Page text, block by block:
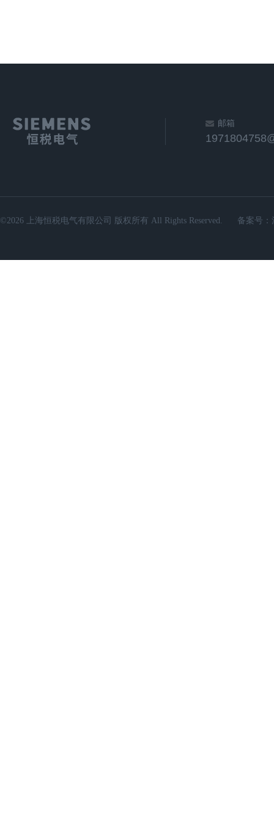
邮箱
©2026 上海恒税电气有限公司 版权所有 All Rights Reserved. 备案号：